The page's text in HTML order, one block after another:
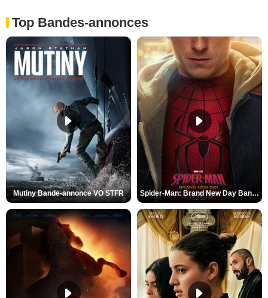
Top Bandes-annonces
Mutiny Bande-annonce VO STFR Spider-Man: Brand New Day Bande-annonce VO STFR